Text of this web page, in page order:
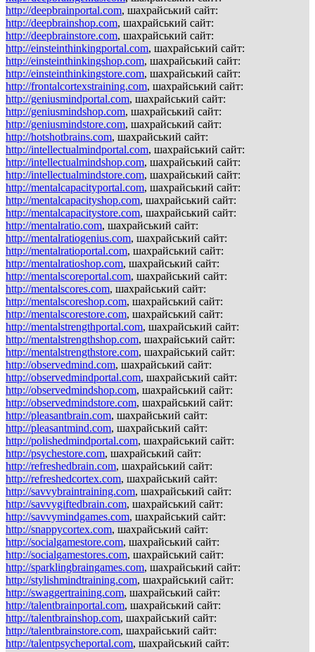
http://deepbrainportal.com, шахрайський сайт:
http://deepbrainshop.com, шахрайський сайт:
http://deepbrainstore.com, шахрайський сайт:
http://einsteinthinkingportal.com, шахрайський сайт:
http://einsteinthinkingshop.com, шахрайський сайт:
http://einsteinthinkingstore.com, шахрайський сайт:
http://frontalcortexstraining.com, шахрайський сайт:
http://geniusmindportal.com, шахрайський сайт:
http://geniusmindshop.com, шахрайський сайт:
http://geniusmindstore.com, шахрайський сайт:
http://hotshotbrains.com, шахрайський сайт:
http://intellectualmindportal.com, шахрайський сайт:
http://intellectualmindshop.com, шахрайський сайт:
http://intellectualmindstore.com, шахрайський сайт:
http://mentalcapacityportal.com, шахрайський сайт:
http://mentalcapacityshop.com, шахрайський сайт:
http://mentalcapacitystore.com, шахрайський сайт:
http://mentalratio.com, шахрайський сайт:
http://mentalratiogenius.com, шахрайський сайт:
http://mentalratioportal.com, шахрайський сайт:
http://mentalratioshop.com, шахрайський сайт:
http://mentalscoreportal.com, шахрайський сайт:
http://mentalscores.com, шахрайський сайт:
http://mentalscoreshop.com, шахрайський сайт:
http://mentalscorestore.com, шахрайський сайт:
http://mentalstrengthportal.com, шахрайський сайт:
http://mentalstrengthshop.com, шахрайський сайт:
http://mentalstrengthstore.com, шахрайський сайт:
http://observedmind.com, шахрайський сайт:
http://observedmindportal.com, шахрайський сайт:
http://observedmindshop.com, шахрайський сайт:
http://observedmindstore.com, шахрайський сайт:
http://pleasantbrain.com, шахрайський сайт:
http://pleasantmind.com, шахрайський сайт:
http://polishedmindportal.com, шахрайський сайт:
http://psychestore.com, шахрайський сайт:
http://refreshedbrain.com, шахрайський сайт:
http://refreshedcortex.com, шахрайський сайт:
http://savvybraintraining.com, шахрайський сайт:
http://savvygiftedbrain.com, шахрайський сайт:
http://savvymindgames.com, шахрайський сайт:
http://snappycortex.com, шахрайський сайт:
http://socialgamestore.com, шахрайський сайт:
http://socialgamestores.com, шахрайський сайт:
http://sparklingbraingames.com, шахрайський сайт:
http://stylishmindtraining.com, шахрайський сайт:
http://swaggertraining.com, шахрайський сайт:
http://talentbrainportal.com, шахрайський сайт:
http://talentbrainshop.com, шахрайський сайт:
http://talentbrainstore.com, шахрайський сайт:
http://talentpsycheportal.com, шахрайський сайт: